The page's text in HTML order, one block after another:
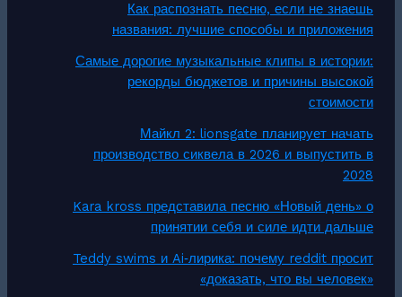
Как распознать песню, если не знаешь
названия: лучшие способы и приложения
Самые дорогие музыкальные клипы в истории:
рекорды бюджетов и причины высокой
стоимости
Майкл 2: lionsgate планирует начать
производство сиквела в 2026 и выпустить в
2028
Kara kross представила песню «Новый день» о
принятии себя и силе идти дальше
Teddy swims и Ai‑лирика: почему reddit просит
«доказать, что вы человек»